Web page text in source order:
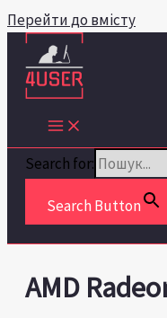
Перейти до вмісту
Search for:
Search Button
AMD